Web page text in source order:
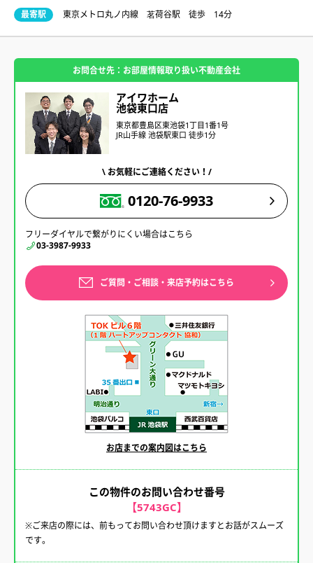
最寄駅 東京メトロ丸ノ内線 茗荷谷駅 徒歩 14分
お問合せ先：お部屋情報取り扱い不動産会社
アイワホーム
池袋東口店
東京都豊島区東池袋1丁目1番1号
JR山手線 池袋駅東口 徒歩1分
\ お気軽にご連絡ください！/
0120-76-9933
フリーダイヤルで繋がりにくい場合はこちら
03-3987-9933
ご質問・ご相談・来店予約はこちら
お店までの案内図はこちら
この物件のお問い合わせ番号
【5743GC】
※ご来店の際には、前もってお問い合わせ頂けますとお話がスムーズ
です。